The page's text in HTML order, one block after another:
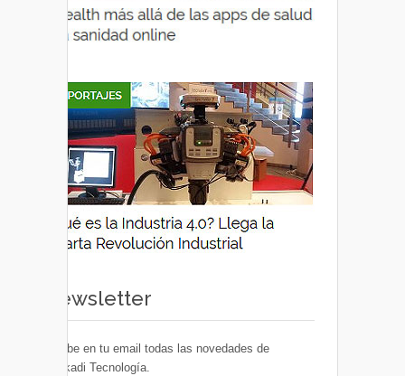
Newsletter
Recibe en tu email todas las novedades de
Euskadi Tecnología.